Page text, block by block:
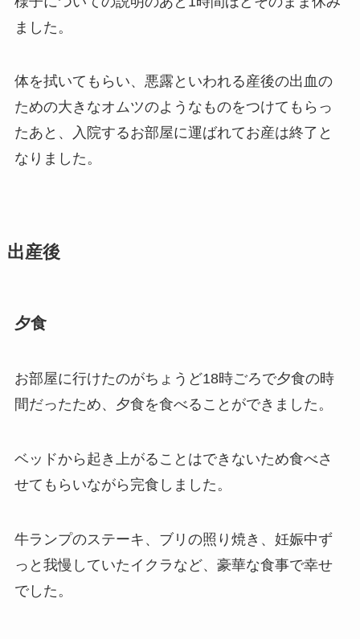
ました。
体を拭いてもらい、悪露といわれる産後の出血の
ための大きなオムツのようなものをつけてもらっ
たあと、入院するお部屋に運ばれてお産は終了と
なりました。
出産後
夕食
お部屋に行けたのがちょうど18時ごろで夕食の時
間だったため、夕食を食べることができました。
ベッドから起き上がることはできないため食べさ
せてもらいながら完食しました。
牛ランプのステーキ、ブリの照り焼き、妊娠中ず
っと我慢していたイクラなど、豪華な食事で幸せ
でした。